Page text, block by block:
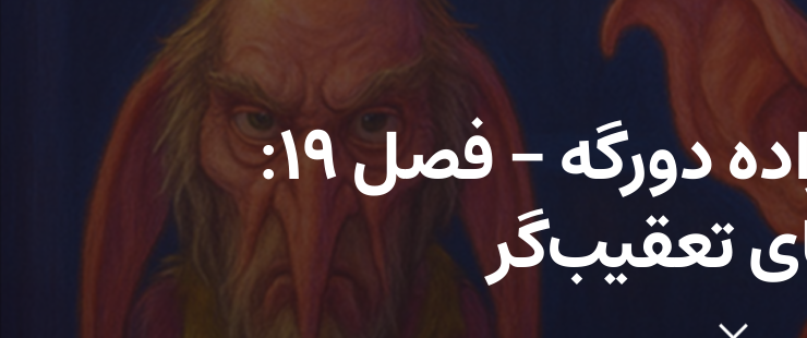
لوموس: شاهزاده دورگه – فصل ۱۹:
تعقیب‌گر